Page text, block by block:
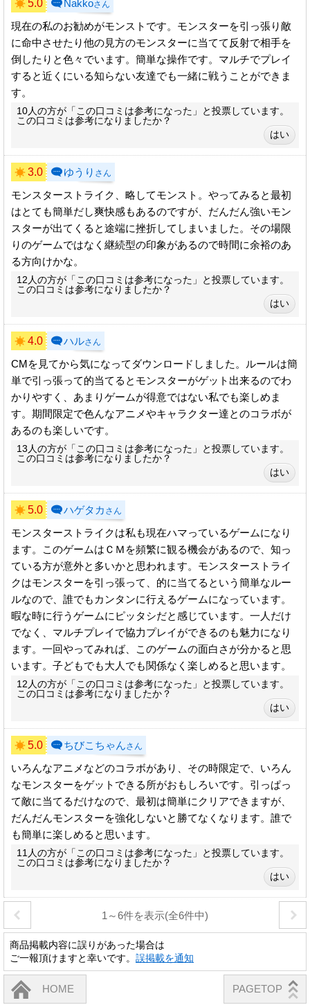
5.0 Nakkoさん
現在の私のお勧めがモンストです。モンスターを引っ張り敵
に命中させたり他の見方のモンスターに当てて反射で相手を
倒したりと色々でいます。簡単な操作です。マルチでプレイ
すると近くにいる知らない友達でも一緒に戦うことができま
す。
10人の方が「この口コミは参考になった」と投票しています。
この口コミは参考になりましたか？
3.0 ゆうり さん
モンスターストライク、略してモンスト。やってみると最初
はとても簡単だし爽快感もあるのですが、だんだん強いモン
スターが出てくると途端に挫折してしまいました。その場限
りのゲームではなく継続型の印象があるので時間に余裕のあ
る方向けかな。
12人の方が「この口コミは参考になった」と投票しています。
この口コミは参考になりましたか？
4.0 ハルさん
CMを見てから気になってダウンロードしました。ルールは簡
単で引っ張って的当てるとモンスターがゲット出来るのでわ
かりやすく、あまりゲームが得意ではない私でも楽しめま
す。期間限定で色んなアニメやキャラクター達とのコラボが
あるのも楽しいです。
13人の方が「この口コミは参考になった」と投票しています。
この口コミは参考になりましたか？
5.0 ハゲタカ さん
モンスターストライクは私も現在ハマっているゲームになり
ます。このゲームはＣＭを頻繁に観る機会があるので、知っ
ている方が意外と多いかと思われます。モンスターストライ
クはモンスターを引っ張って、的に当てるという簡単なルー
ルなので、誰でもカンタンに行えるゲームになっています。
暇な時に行うゲームにピッタシだと感じています。一人だけ
でなく、マルチプレイで協力プレイができるのも魅力になり
ます。一回やってみれば、このゲームの面白さが分かると思
います。子どもでも大人でも関係なく楽しめると思います。
12人の方が「この口コミは参考になった」と投票しています。
この口コミは参考になりましたか？
5.0 ちびこちゃんさん
いろんなアニメなどのコラボがあり、その時限定で、いろん
なモンスターをゲットできる所がおもしろいです。引っぱっ
て敵に当てるだけなので、最初は簡単にクリアできますが、
だんだんモンスターを強化しないと勝てなくなります。誰で
も簡単に楽しめると思います。
11人の方が「この口コミは参考になった」と投票しています。
この口コミは参考になりましたか？
1～6件を表示(全6件中)
商品掲載内容に誤りがあった場合は
ご一報頂けますと幸いです。 誤掲載を通知
HOME PAGETOP